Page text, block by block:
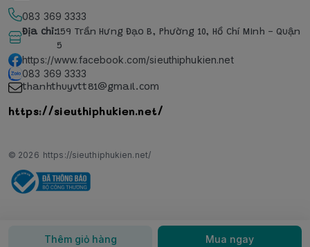
Thêm giỏ hàng Mua ngay
083 369 3333
Địa chỉ:159 Trần Hưng Đạo B, Phường 10, Hồ Chí Minh - Quận
5
https://www.facebook.com/sieuthiphukien.net
083 369 3333
thanhthuyvtt81@gmail.com
https://sieuthiphukien.net/
© 2026 https://sieuthiphukien.net/